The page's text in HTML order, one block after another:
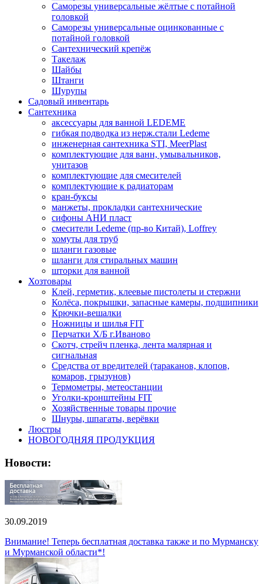
Саморезы универсальные жёлтые с потайной
головкой
Саморезы универсальные оцинкованные с
потайной головкой
Сантехнический крепёж
Такелаж
Шайбы
Штанги
Шурупы
Садовый инвентарь
Сантехника
аксессуары для ванной LEDEME
гибкая подводка из нерж.стали Ledeme
инженерная сантехника STI, MeerPlast
комплектующие для ванн, умывальников,
унитазов
комплектующие для смесителей
комплектующие к радиаторам
кран-буксы
манжеты, прокладки сантехнические
сифоны АНИ пласт
смесители Ledeme (пр-во Китай), Loffrey
хомуты для труб
шланги газовые
шланги для стиральных машин
шторки для ванной
Хозтовары
Клей, герметик, клеевые пистолеты и стержни
Колёса, покрышки, запасные камеры, подшипники
Крючки-вешалки
Ножницы и шилья FIT
Перчатки Х/Б г.Иваново
Скотч, стрейч пленка, лента малярная и
сигнальная
Средства от вредителей (тараканов, клопов,
комаров, грызунов)
Термометры, метеостанции
Уголки-кронштейны FIT
Хозяйственные товары прочие
Шнуры, шпагаты, верёвки
Люстры
НОВОГОДНЯЯ ПРОДУКЦИЯ
Новости:
30.09.2019
Внимание! Теперь бесплатная доставка также и по Мурманску
и Мурманской области*!